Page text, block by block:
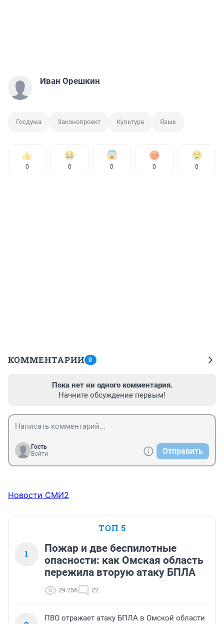
Иван Орешкин
Госдума Законопроект Культура Язык
0 0 0 0 0
КОММЕНТАРИИ 0
Пока нет ни одного комментария.
Начните обсуждение первым!
Гость
Войти
Отправить
Новости СМИ2
ТОП 5
1
Пожар и две беспилотные
опасности: как Омская область
пережила вторую атаку БПЛА
29 256 22
ПВО отражает атаку БПЛА в Омской области